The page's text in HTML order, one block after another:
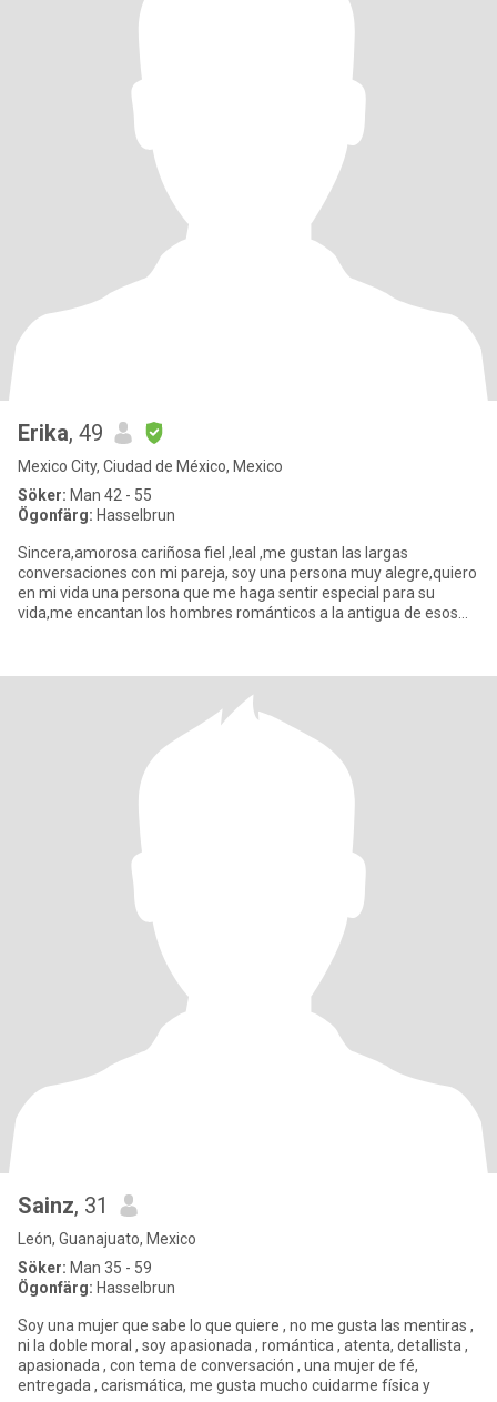
Erika, 49
Mexico City, Ciudad de México, Mexico
Söker: Man 42 - 55
Ögonfärg: Hasselbrun
Sincera,amorosa cariñosa fiel ,leal ,me gustan las largas
conversaciones con mi pareja, soy una persona muy alegre,quiero
en mi vida una persona que me haga sentir especial para su
vida,me encantan los hombres románticos a la antigua de esos
Sainz, 31
León, Guanajuato, Mexico
Söker: Man 35 - 59
Ögonfärg: Hasselbrun
Soy una mujer que sabe lo que quiere , no me gusta las mentiras ,
ni la doble moral , soy apasionada , romántica , atenta, detallista ,
apasionada , con tema de conversación , una mujer de fé,
entregada , carismática, me gusta mucho cuidarme física y